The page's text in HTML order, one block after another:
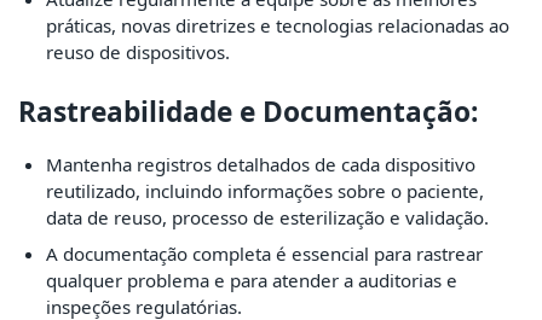
práticas, novas diretrizes e tecnologias relacionadas ao
reuso de dispositivos.
Rastreabilidade e Documentação:
Mantenha registros detalhados de cada dispositivo
reutilizado, incluindo informações sobre o paciente,
data de reuso, processo de esterilização e validação.
A documentação completa é essencial para rastrear
qualquer problema e para atender a auditorias e
inspeções regulatórias.